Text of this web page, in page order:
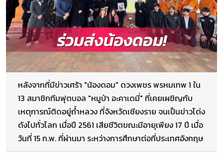
หลังจากที่มีข่าวเศร้า "น้องดอม" ดวงเพชร พรหมเทพ 1 ใน
13 สมาชิกทีมฟุตบอล "หมูป่า อะคาเดมี่" ที่เคยเผชิญกับ
เหตุการณ์ติดอยู่ถ้ำหลวง ที่จังหวัดเชียงราย จนเป็นข่าวโด่ง
ดังไปทั่วโลก เมื่อปี 2561 เสียชีวิตขณะมีอายุเพียง 17 ปี เมื่อ
วันที่ 15 ก.พ. ที่ผ่านมา ระหว่างการศึกษาต่อที่ประเทศอังกฤษ